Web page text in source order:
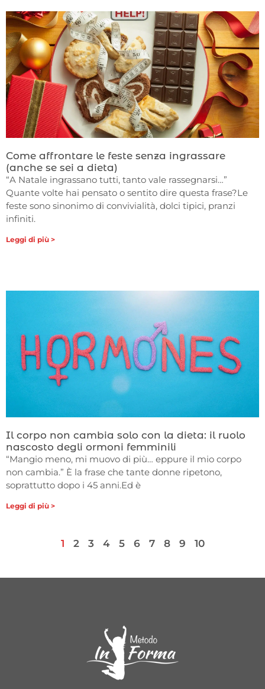
Come affrontare le feste senza ingrassare
(anche se sei a dieta)
“A Natale ingrassano tutti, tanto vale rassegnarsi…”
Quante volte hai pensato o sentito dire questa frase?Le
feste sono sinonimo di convivialità, dolci tipici, pranzi
infiniti.
Leggi di più >
Il corpo non cambia solo con la dieta: il ruolo
nascosto degli ormoni femminili
“Mangio meno, mi muovo di più… eppure il mio corpo
non cambia.” È la frase che tante donne ripetono,
soprattutto dopo i 45 anni.Ed è
Leggi di più >
1 2 3 4 5 6 7 8 9 10